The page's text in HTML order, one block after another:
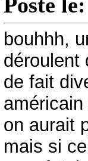
bouhhh,
déroulent
de fait
on aurait
mais si